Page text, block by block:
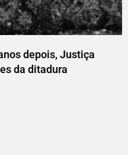
depois, Justiça
da ditadura